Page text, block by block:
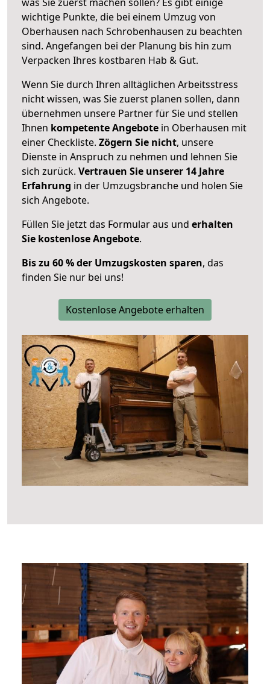
wichtige Punkte, die bei einem Umzug von
Oberhausen nach Schrobenhausen zu beachten
sind. Angefangen bei der Planung bis hin zum
Verpacken Ihres kostbaren Hab & Gut.
Wenn Sie durch Ihren alltäglichen Arbeitsstress
nicht wissen, was Sie zuerst planen sollen, dann
übernehmen unsere Partner für Sie und stellen
Ihnen kompetente Angebote in Oberhausen mit
einer Checkliste. Zögern Sie nicht, unsere
Dienste in Anspruch zu nehmen und lehnen Sie
sich zurück. Vertrauen Sie unserer 14 Jahre
Erfahrung in der Umzugsbranche und holen Sie
sich Angebote.
Füllen Sie jetzt das Formular aus und erhalten
Sie kostenlose Angebote.
Bis zu 60 % der Umzugskosten sparen, das
finden Sie nur bei uns!
Kostenlose Angebote erhalten